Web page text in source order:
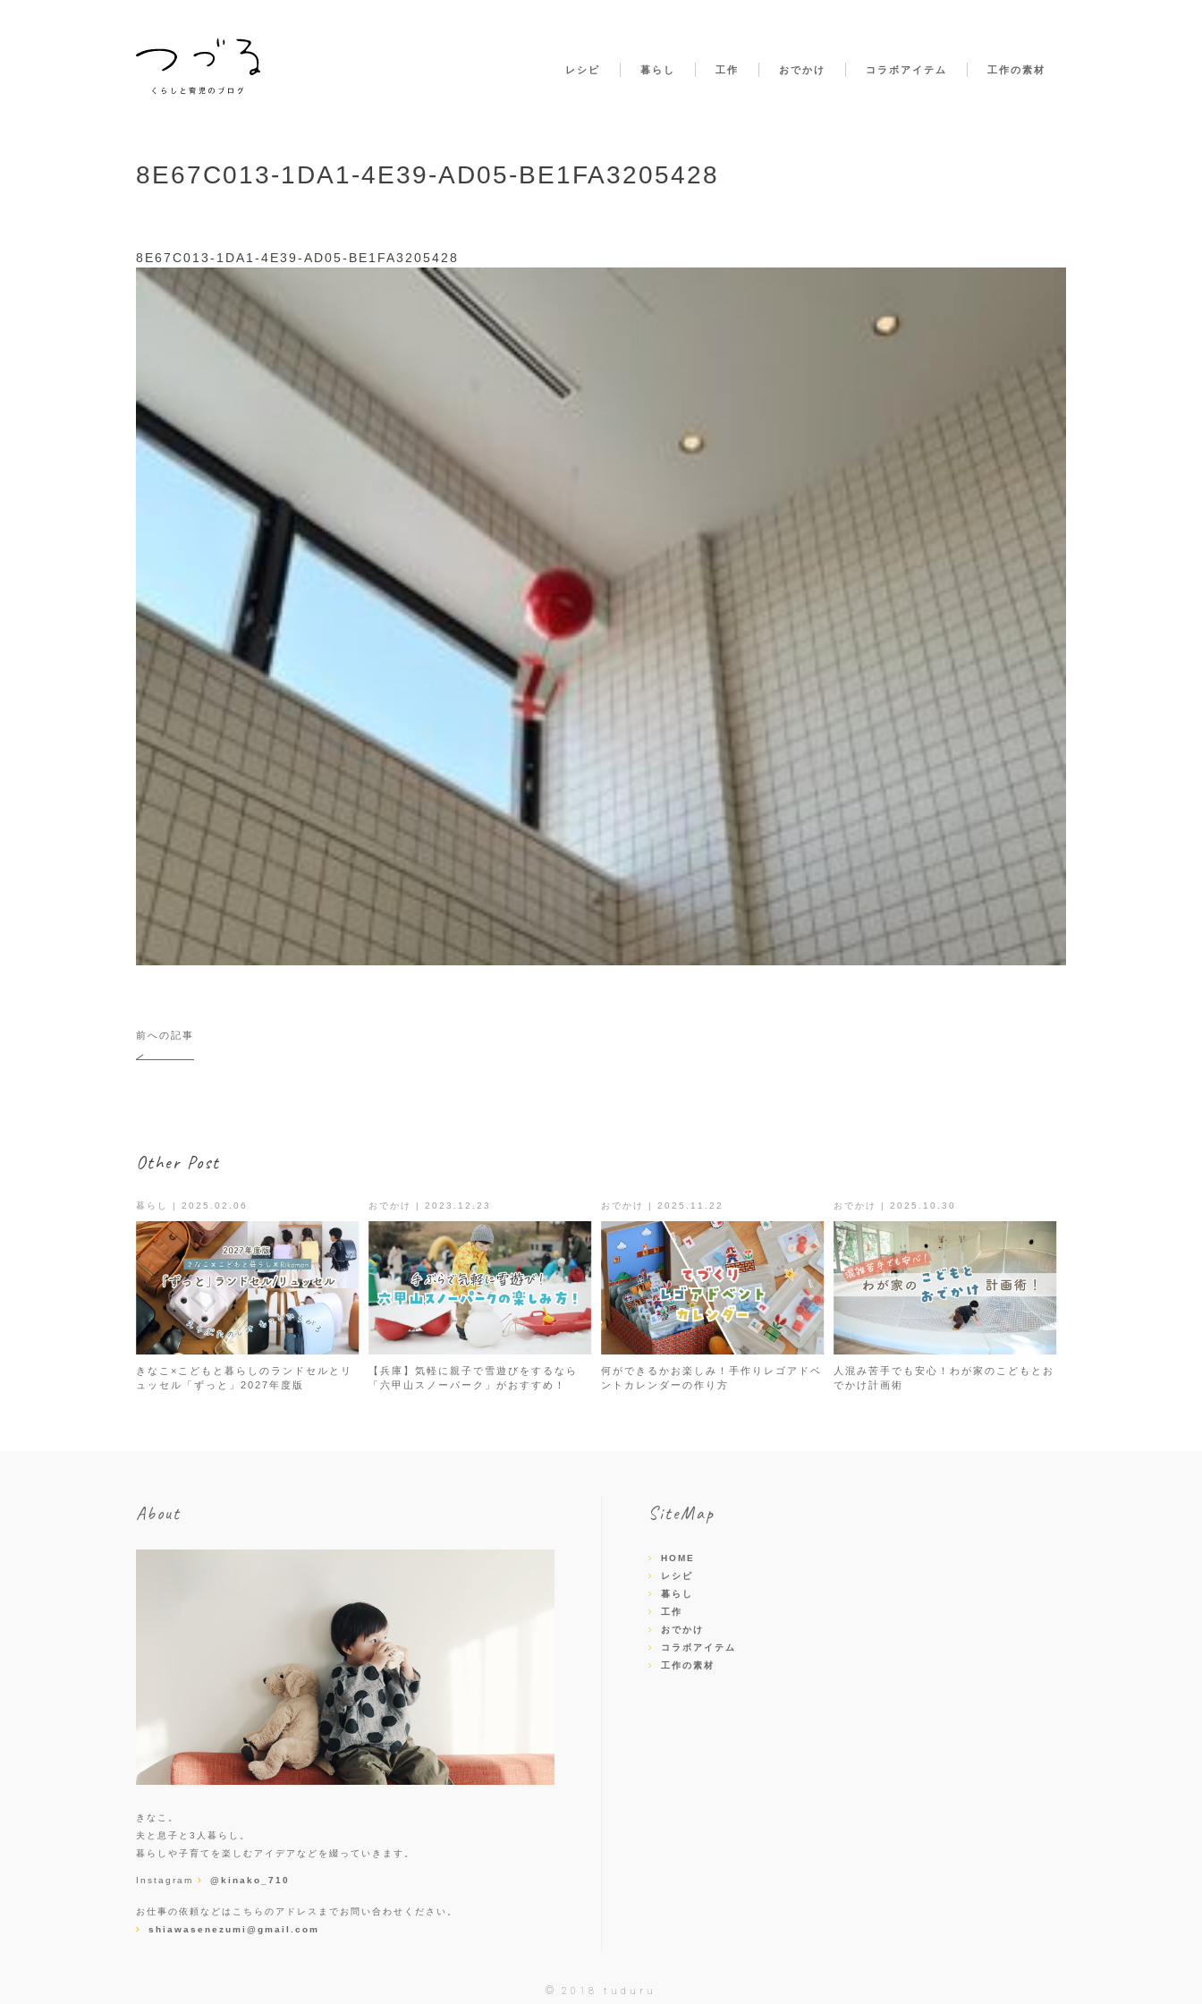
レシピ 暮らし 工作 おでかけ コラボアイテム 工作の素材
8E67C013-1DA1-4E39-AD05-BE1FA3205428
8E67C013-1DA1-4E39-AD05-BE1FA3205428
投
稿
ョ
前への記事
Other Post
暮らし | 2025.02.06
きなこ×こどもと暮らしのランドセルとリ
ュッセル「ずっと」2027年度版
おでかけ | 2023.12.23
【兵庫】気軽に親子で雪遊びをするなら
「六甲山スノーパーク」がおすすめ！
おでかけ | 2025.11.22
何ができるかお楽しみ！手作りレゴアドベ
ントカレンダーの作り方
おでかけ | 2025.10.30
人混み苦手でも安心！わが家のこどもとお
でかけ計画術
About
きなこ。
夫と息子と3人暮らし。
暮らしや子育てを楽しむアイデアなどを綴っていきます。
Instagram @kinako_710
お仕事の依頼などはこちらのアドレスまでお問い合わせください。
shiawasenezumi@gmail.com
SiteMap
HOME
レシピ
暮らし
工作
おでかけ
コラボアイテム
工作の素材
© 2018 tuduru